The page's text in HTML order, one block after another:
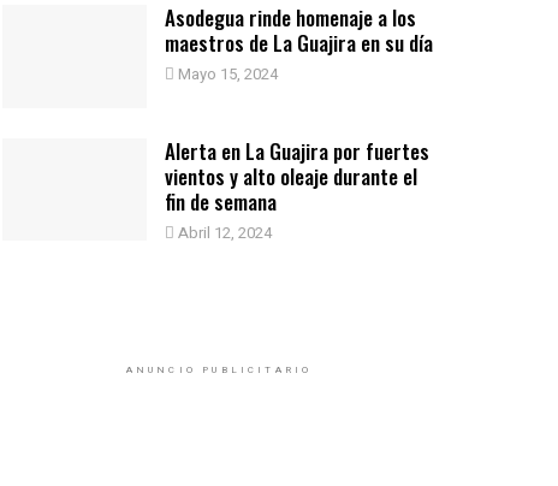
Asodegua rinde homenaje a los
maestros de La Guajira en su día
Mayo 15, 2024
Alerta en La Guajira por fuertes
vientos y alto oleaje durante el
fin de semana
Abril 12, 2024
ANUNCIO PUBLICITARIO